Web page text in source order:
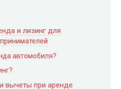
и лизинг для
автомобиля?
вычеты при аренде